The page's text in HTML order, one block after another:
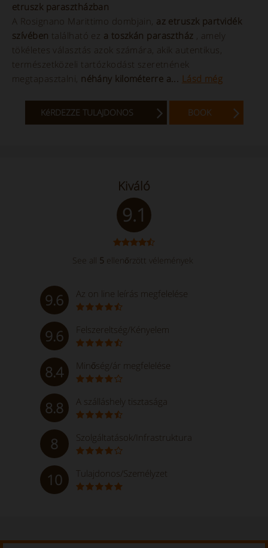
etruszk parasztházban
A Rosignano Marittimo dombjain, az etruszk partvidék
szívében található ez a toszkán parasztház , amely
tökéletes választás azok számára, akik autentikus,
természetközeli tartózkodást szeretnének
megtapasztalni, néhány kilométerre a... Lásd még
KéRDEZZE TULAJDONOS BOOK
9.1
Kiváló
See all 5 ellenőrzött vélemények
9.6 Az on line leírás megfelelése
9.6 Felszereltség/Kényelem
8.4 Minőség/ár megfelelése
8.8 A szálláshely tisztasága
8 Szolgáltatások/Infrastruktura
10 Tulajdonos/Személyzet